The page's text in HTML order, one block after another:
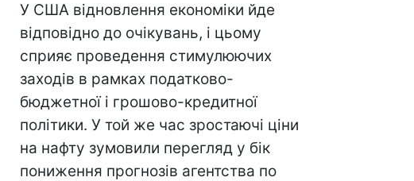
У США відновлення економіки йде
відповідно до очікувань, і цьому
сприяє проведення стимулюючих
заходів в рамках податково-
бюджетної і грошово-кредитної
політики. У той же час зростаючі ціни
на нафту зумовили перегляд у бік
пониження прогнозів агентства по